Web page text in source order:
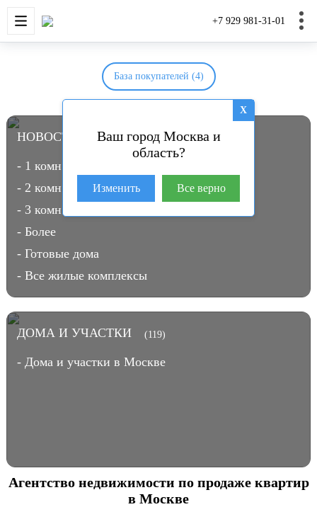
+7 929 981-31-01
НОВОСТРОЙКИ ДОМА И
X
Ваш город Москва и
область?
Изменить Все верно
База покупателей (4)
(3963)
НОВОСТРОЙКИ В МОСКВЕ
- 1 комн.
- 2 комн.
- 3 комн.
- Более
- Готовые дома
- Все жилые комплексы
(119)
ДОМА И УЧАСТКИ
- Дома и участки в Москве
Агентство недвижимости по продаже квартир
в Москве